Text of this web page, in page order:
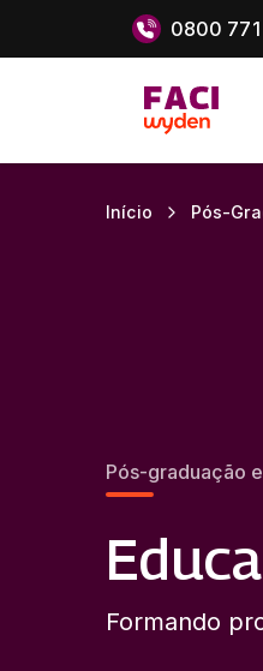
0800
Início Pós-
Pós-graduação
Formando